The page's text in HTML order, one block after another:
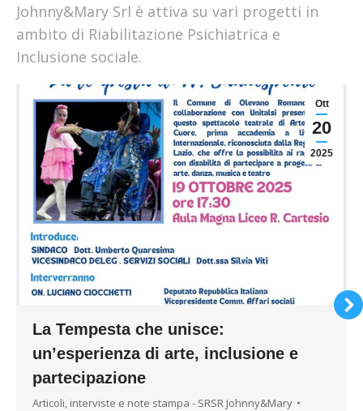
Johnny&Mary Srl è attiva su vari progetti in
ambito di Riabilitazione Psichiatrica e
Inclusione sociale.
Ott
20
2025
La Tempesta che unisce:
un’esperienza di arte, inclusione e
partecipazione
Articoli, interviste e note stampa - SRSR Johnny&Mary